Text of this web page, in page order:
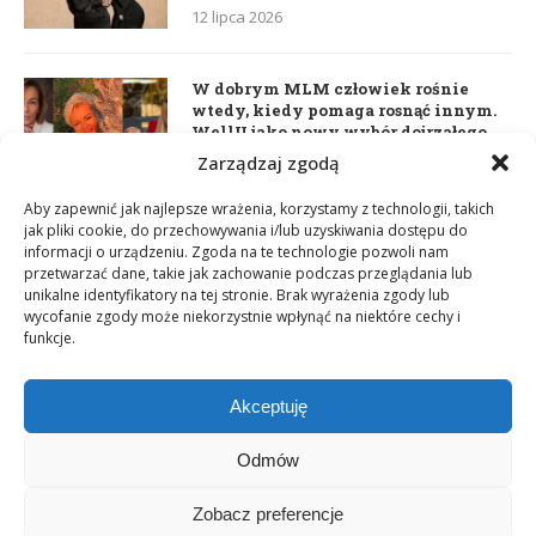
Zarządzaj zgodą
Aby zapewnić jak najlepsze wrażenia, korzystamy z technologii, takich
jak pliki cookie, do przechowywania i/lub uzyskiwania dostępu do
informacji o urządzeniu. Zgoda na te technologie pozwoli nam
przetwarzać dane, takie jak zachowanie podczas przeglądania lub
unikalne identyfikatory na tej stronie. Brak wyrażenia zgody lub
wycofanie zgody może niekorzystnie wpłynąć na niektóre cechy i
funkcje.
Akceptuję
Odmów
Zobacz preferencje
12 lipca 2026
W dobrym MLM człowiek rośnie
wtedy, kiedy pomaga rosnąć innym.
WellU jako nowy wybór dojrzałego
lidera
Daria Dudzik. Kocham Cię
17 kwietnia 2026